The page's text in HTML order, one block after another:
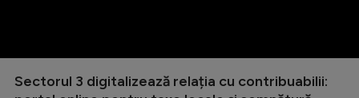
Sectorul 3 digitalizează relația cu contribuabilii: